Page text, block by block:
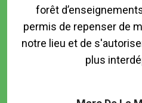
forêt
permis de repenser de
notre lieu et de
plus